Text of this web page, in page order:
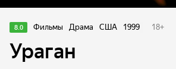
8.0 Фильмы Драма США 1999 18+
Ураган